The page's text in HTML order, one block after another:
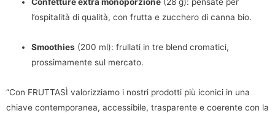
l’ospitalità di qualità, con frutta e zucchero di canna bio.
Smoothies (200 ml): frullati in tre blend cromatici,
prossimamente sul mercato.
“Con FRUTTASÌ valorizziamo i nostri prodotti più iconici in una
chiave contemporanea, accessibile, trasparente e coerente con la